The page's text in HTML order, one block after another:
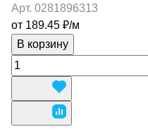
Арт. 0281896313
от 189.45 ₽/м
В корзину